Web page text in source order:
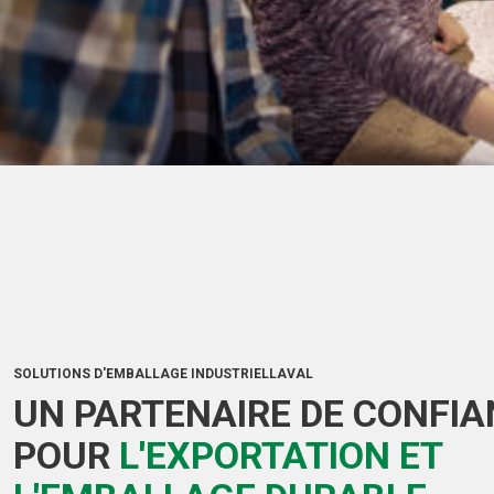
SOLUTIONS D'EMBALLAGE INDUSTRIELLAVAL
UN PARTENAIRE DE
POUR L'EXPORTATION ET